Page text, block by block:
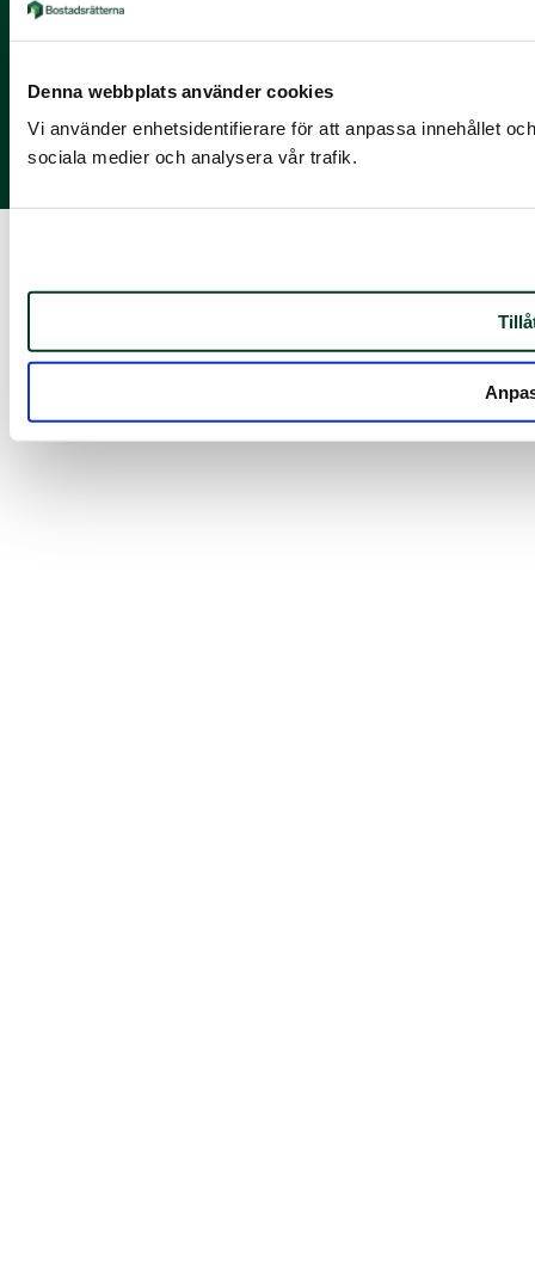
Denna webbplats använder cookies
Vi använder enhetsidentifierare för att anpassa innehållet
sociala medier och analysera vår trafik.
Sociala kanaler
Facebook
LinkedIn